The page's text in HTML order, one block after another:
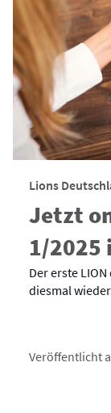
Lions
Jetzt
1/2025
Der erste
diesmal
Veröffentlicht